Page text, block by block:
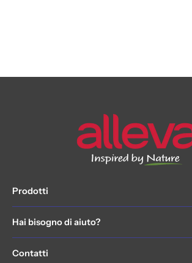
Prodotti
Hai bisogno di aiuto?
Contatti